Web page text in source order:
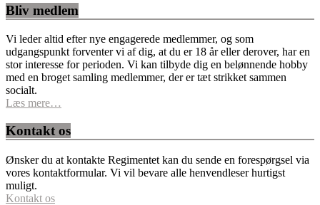
Bliv medlem
Vi leder altid efter nye engagerede medlemmer, og som
udgangspunkt forventer vi af dig, at du er 18 år eller derover, har en
stor interesse for perioden. Vi kan tilbyde dig en belønnende hobby
med en broget samling medlemmer, der er tæt strikket sammen
socialt.
Læs mere…
Kontakt os
Ønsker du at kontakte Regimentet kan du sende en forespørgsel via
vores kontaktformular. Vi vil bevare alle henvendleser hurtigst
muligt.
Kontakt os